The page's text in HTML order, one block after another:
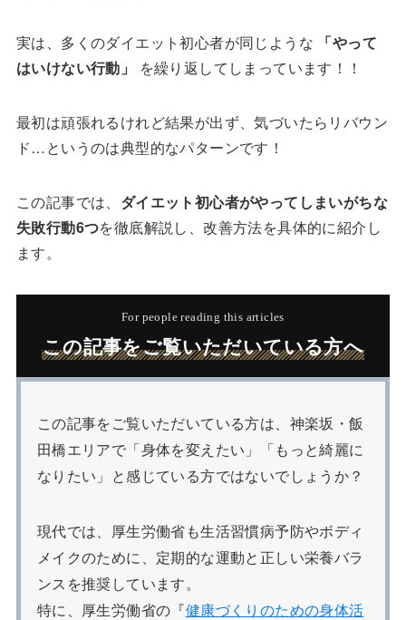
実は、多くのダイエット初心者が同じような
「やって
はいけない行動」
を繰り返してしまっています！！
最初は頑張れるけれど結果が出ず、気づいたらリバウン
ド…というのは典型的なパターンです！
この記事では、 ダイエット初心者がやってしまいがちな
失敗行動6つを徹底解説し、改善方法を具体的に紹介し
ます。
For people reading this articles
この記事をご覧いただいている方へ
この記事をご覧いただいている方は、神楽坂・飯
田橋エリアで「身体を変えたい」「もっと綺麗に
なりたい」と感じている方ではないでしょうか？
現代では、厚生労働省も生活習慣病予防やボディ
メイクのために、定期的な運動と正しい栄養バラ
ンスを推奨しています。
特に、厚生労働省の『健康づくりのための身体活